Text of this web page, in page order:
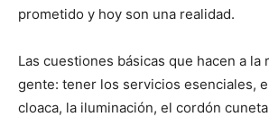
prometido y hoy son una realidad.
Las cuestiones básicas que hacen a la
gente: tener los servicios esenciales,
cloaca, la iluminación, el cordón